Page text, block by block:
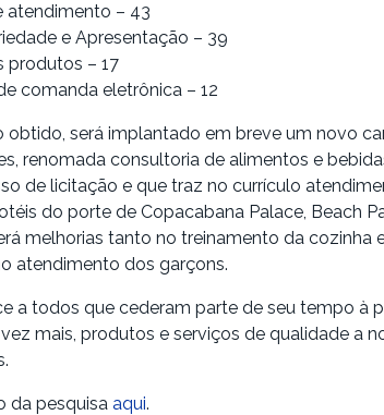
atendimento – 43
e Apresentação – 39
produtos – 17
comanda eletrônica – 12
obtido, será implantado em breve um novo
renomada consultoria de alimentos e
de licitação e que traz no currículo
do porte de Copacabana Palace, Beach
melhorias tanto no treinamento da cozinha
atendimento dos garçons.
a todos que cederam parte de seu tempo à
mais, produtos e serviços de qualidade a
da pesquisa aqui.